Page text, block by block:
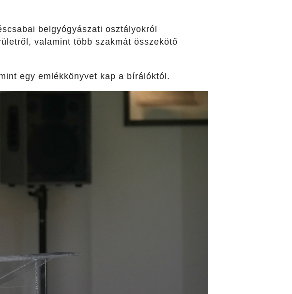
belgyógyászati osztályokról
valamint több szakmát összekötő
egy emlékkönyvet kap a bírálóktól.